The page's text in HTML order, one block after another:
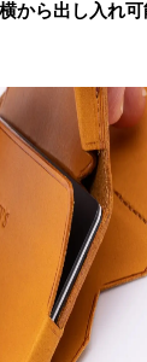
から出し入れ